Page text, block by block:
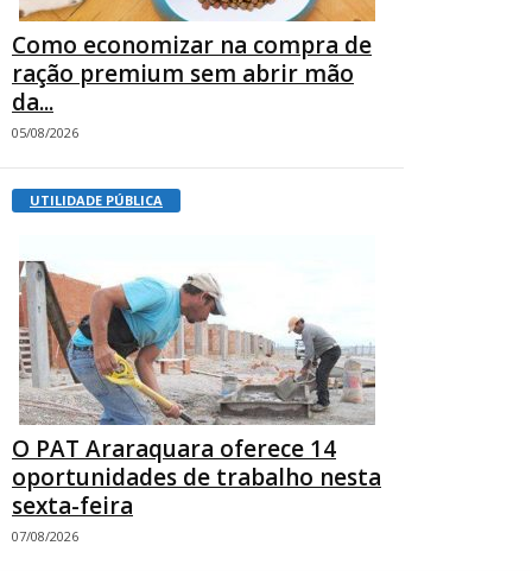
Como economizar na compra de
ração premium sem abrir mão
da...
05/08/2026
UTILIDADE PÚBLICA
O PAT Araraquara oferece 14
oportunidades de trabalho nesta
sexta-feira
07/08/2026